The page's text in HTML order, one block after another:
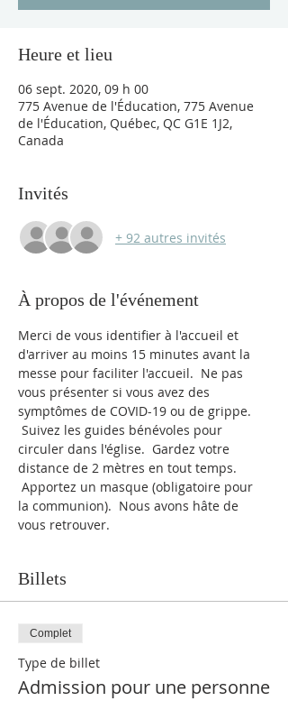
Heure et lieu
06 sept. 2020, 09 h 00
775 Avenue de l'Éducation, 775 Avenue
de l'Éducation, Québec, QC G1E 1J2,
Canada
Invités
+ 92 autres invités
À propos de l'événement
Merci de vous identifier à l'accueil et
d'arriver au moins 15 minutes avant la
messe pour faciliter l'accueil.  Ne pas
vous présenter si vous avez des
symptômes de COVID-19 ou de grippe.
Suivez les guides bénévoles pour
circuler dans l'église.  Gardez votre
distance de 2 mètres en tout temps.
Apportez un masque (obligatoire pour
la communion).  Nous avons hâte de
vous retrouver.
Billets
Complet
Type de billet
Admission pour une personne